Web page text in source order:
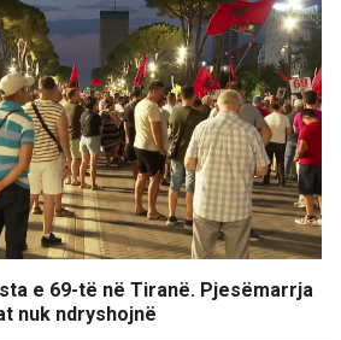
e 69-të në Tiranë. Pjesëmarrja
nuk ndryshojnë